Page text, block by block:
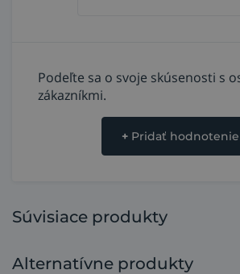
Podeľte sa o svoje skúsenosti s
zákazníkmi.
+ Pridať hodnotenie
Súvisiace produkty
Alternatívne produkty